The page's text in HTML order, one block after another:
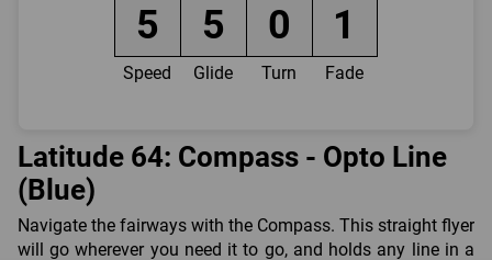
5 5 0 1
Speed Glide Turn Fade
Latitude 64: Compass - Opto Line
(Blue)
Navigate the fairways with the Compass. This straight flyer
will go wherever you need it to go, and holds any line in a